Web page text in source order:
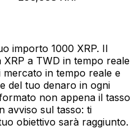
importo 1000 XRP. Il
a TWD in tempo reale
mercato in tempo reale e
del tuo denaro in ogni
non appena il tasso
avviso sul tasso: ti
obiettivo sarà raggiunto.